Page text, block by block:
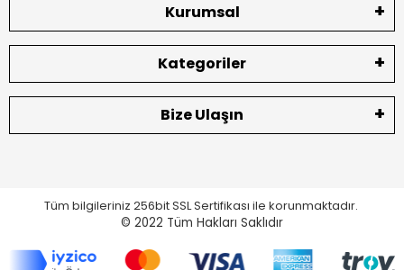
Kurumsal
Kategoriler
Bize Ulaşın
Tüm bilgileriniz 256bit SSL Sertifikası ile korunmaktadır.
© 2022 Tüm Hakları Saklıdır